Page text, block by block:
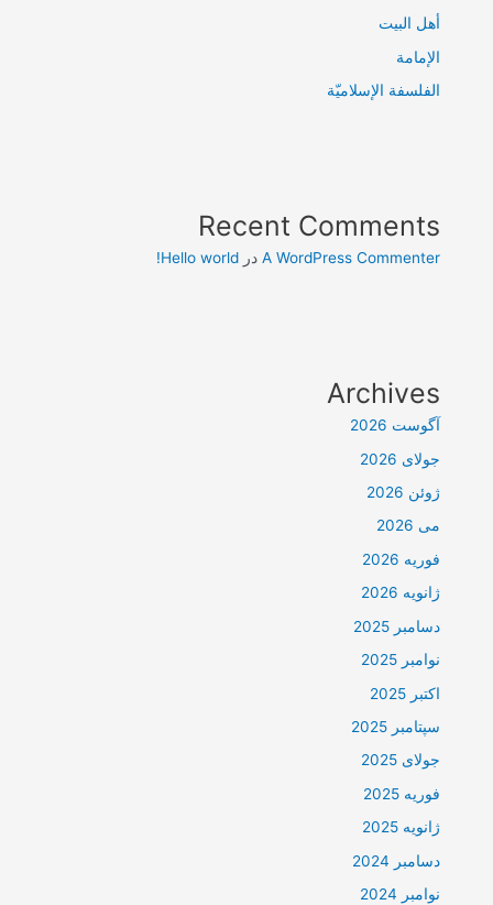
أهل البيت
الإمامة
الفلسفة الإسلاميّة
Recent Comments
A WordPress Commenter درHello world!
Archives
آگوست 2026
جولای 2026
ژوئن 2026
می 2026
فوریه 2026
ژانویه 2026
دسامبر 2025
نوامبر 2025
اکتبر 2025
سپتامبر 2025
جولای 2025
فوریه 2025
ژانویه 2025
دسامبر 2024
نوامبر 2024